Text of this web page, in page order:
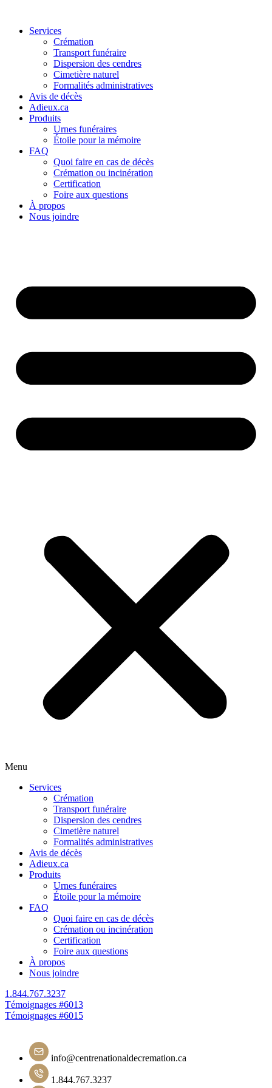
Services
Crémation
Transport funéraire
Dispersion des cendres
Cimetière naturel
Formalités administratives
Avis de décès
Adieux.ca
Produits
Urnes funéraires
Étoile pour la mémoire
FAQ
Quoi faire en cas de décès
Crémation ou incinération
Certification
Foire aux questions
À propos
Nous joindre
Menu
Services
Crémation
Transport funéraire
Dispersion des cendres
Cimetière naturel
Formalités administratives
Avis de décès
Adieux.ca
Produits
Urnes funéraires
Étoile pour la mémoire
FAQ
Quoi faire en cas de décès
Crémation ou incinération
Certification
Foire aux questions
À propos
Nous joindre
1.844.767.3237
Navigation
de
l'article
Témoignages #6013
Témoignages #6015
info@centrenationaldecremation.ca
1.844.767.3237